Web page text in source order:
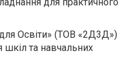
Освіти» (ТОВ «2Д3Д»)
шкіл та навчальних